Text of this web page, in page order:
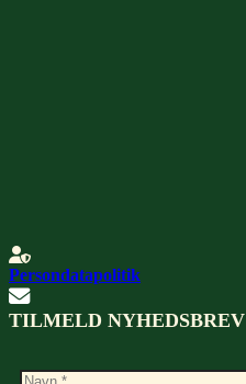
Persondatapolitik
TILMELD NYHEDSBREV